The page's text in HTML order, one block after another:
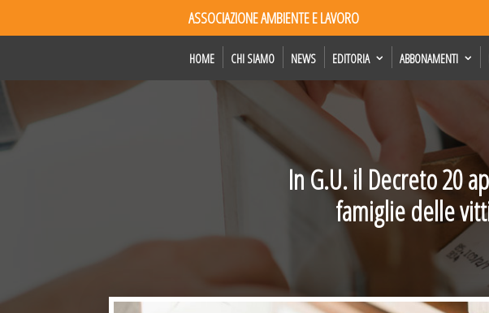
ASSOCIAZIONE AMBIENTE E LAVORO
HOME CHI SIAMO NEWS EDITORIA ABBONAMENTI
In G.U. il Decreto 20
famiglie delle